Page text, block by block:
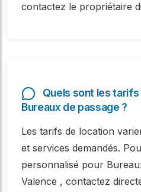
contactez le propriétaire
Quels sont les
Bureaux de passage ?
Les tarifs de location
et services demandés.
personnalisé pour
Valence , contactez